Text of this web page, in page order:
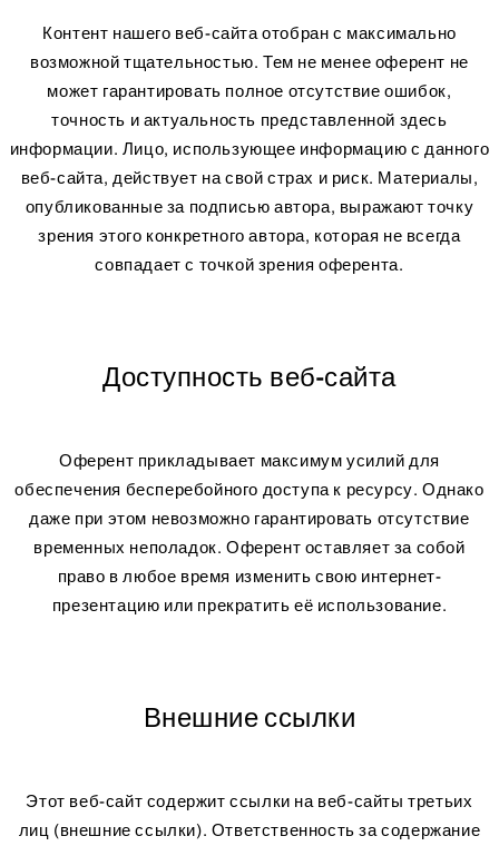
Контент нашего веб-сайта отобран с максимально
возможной тщательностью. Тем не менее оферент не
может гарантировать полное отсутствие ошибок,
точность и актуальность представленной здесь
информации. Лицо, использующее информацию с данного
веб-сайта, действует на свой страх и риск. Материалы,
опубликованные за подписью автора, выражают точку
зрения этого конкретного автора, которая не всегда
совпадает с точкой зрения оферента.
Доступность веб-сайта
Оферент прикладывает максимум усилий для
обеспечения бесперебойного доступа к ресурсу. Однако
даже при этом невозможно гарантировать отсутствие
временных неполадок. Оферент оставляет за собой
право в любое время изменить свою интернет-
презентацию или прекратить её использование.
Внешние ссылки
Этот веб-сайт содержит ссылки на веб-сайты третьих
лиц (внешние ссылки). Ответственность за содержание